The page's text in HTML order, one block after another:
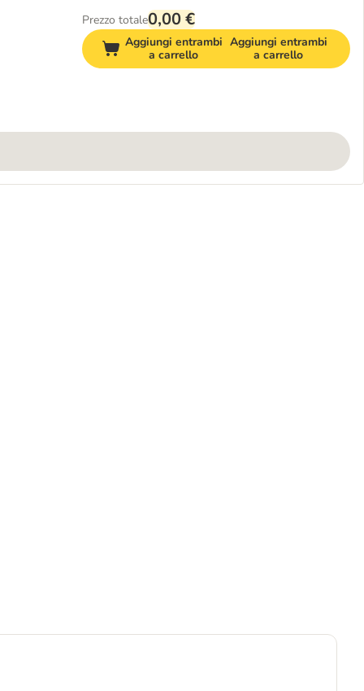
Prezzo totale0,00 €
Aggiungi entrambi
a carrello
Aggiungi entrambi
a carrello